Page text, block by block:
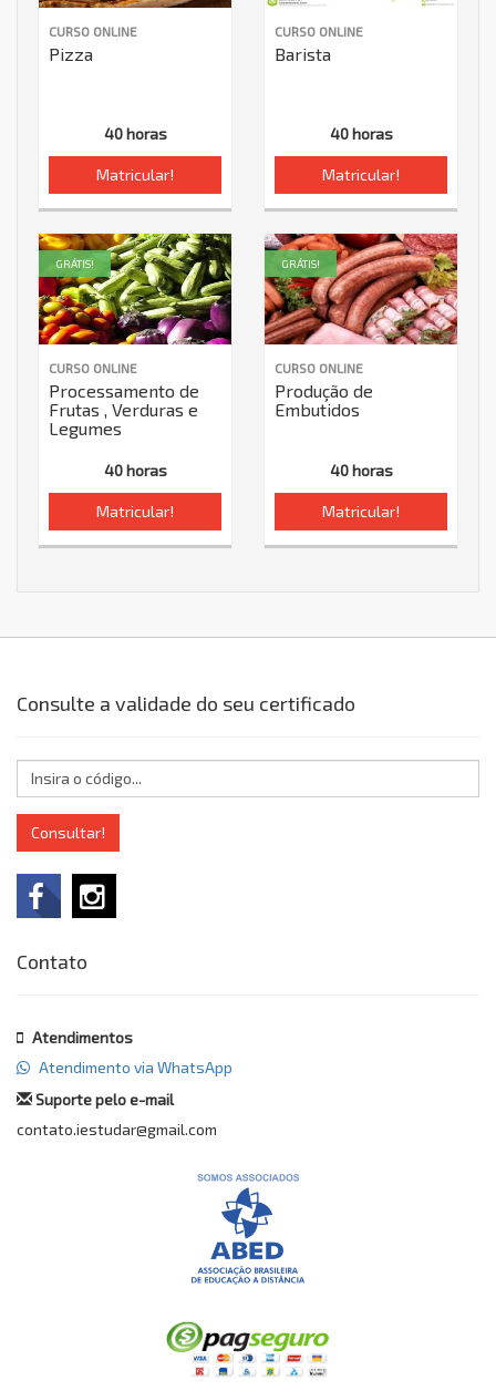
CURSO ONLINE
Pizza
40 horas
Matricular!
CURSO ONLINE
Barista
40 horas
Matricular!
CURSO ONLINE
Processamento de
Frutas , Verduras e
Legumes
40 horas
Matricular!
GRÁTIS!
CURSO ONLINE
Produção de
Embutidos
40 horas
Matricular!
GRÁTIS!
Consulte a validade do seu certificado
Consultar!
Contato
Atendimentos
Atendimento via WhatsApp
Suporte pelo e-mail
contato.iestudar@gmail.com